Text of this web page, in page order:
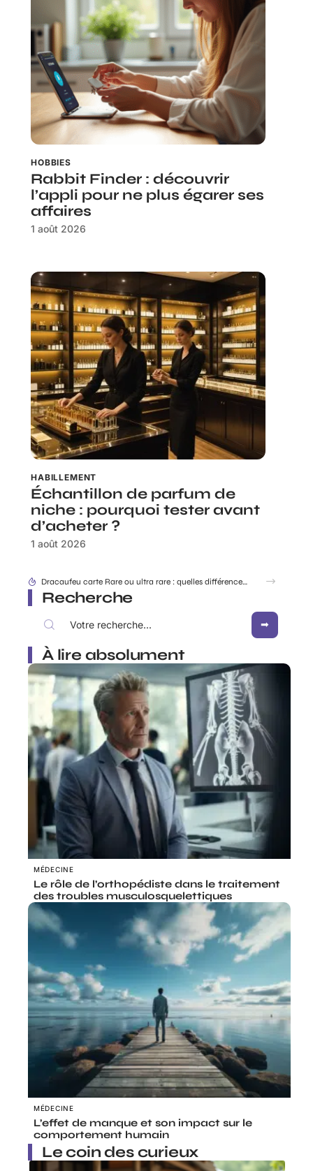
HOBBIES
Rabbit Finder : découvrir
l’appli pour ne plus égarer ses
affaires
1 août 2026
HABILLEMENT
Échantillon de parfum de
niche : pourquoi tester avant
d’acheter ?
1 août 2026
Dracaufeu carte Rare ou ultra rare : quelles différences pour les collectionneurs ?
Recherche
À lire absolument
MÉDECINE
Le rôle de l’orthopédiste dans le traitement
des troubles musculosquelettiques
MÉDECINE
L’effet de manque et son impact sur le
comportement humain
Le coin des curieux